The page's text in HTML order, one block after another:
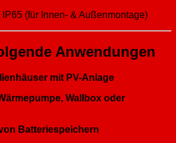
IP65 (für Innen- & Außenmontage)
Anwendungen
mit PV-Anlage
Wallbox oder
Batteriespeichern